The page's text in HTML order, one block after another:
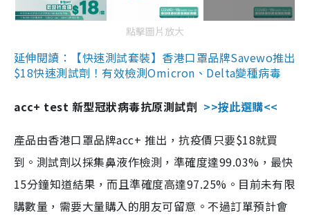
點擊圖片放大
延伸閱讀：【快速測試套裝】香港口罩品牌Savewo推出
$18快速測試劑！有效檢測Omicron、Delta變種病毒
acc+ test 新型冠狀病毒抗原測試劑 >>按此選購<<
產品由香港口罩品牌acc+ 推出，抗疫價只要$18就買
到。測試劑以採集鼻液作檢測，準確度達99.03%，最快
15分鐘知道結果，而且準確度高達97.25%。目前未有限
購數量，需要大量購入的朋友可留意。不過訂單預計會